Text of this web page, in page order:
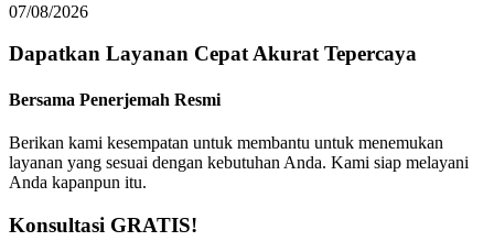
07/08/2026
Dapatkan Layanan CepatAkuratTepercaya
Bersama Penerjemah Resmi
Berikan kami kesempatan untuk membantu untuk menemukan
layanan yang sesuai dengan kebutuhan Anda. Kami siap melayani
Anda kapanpun itu.
Konsultasi GRATIS!